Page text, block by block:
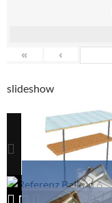
« ‹
slideshow